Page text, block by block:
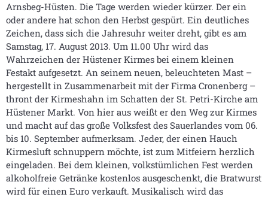
Arnsbeg-Hüsten. Die Tage werden wieder kürzer. Der ein
oder andere hat schon den Herbst gespürt. Ein deutliches
Zeichen, dass sich die Jahresuhr weiter dreht, gibt es am
Samstag, 17. August 2013. Um 11.00 Uhr wird das
Wahrzeichen der Hüstener Kirmes bei einem kleinen
Festakt aufgesetzt. An seinem neuen, beleuchteten Mast –
hergestellt in Zusammenarbeit mit der Firma Cronenberg –
thront der Kirmeshahn im Schatten der St. Petri-Kirche am
Hüstener Markt. Von hier aus weißt er den Weg zur Kirmes
und macht auf das große Volksfest des Sauerlandes vom 06.
bis 10. September aufmerksam. Jeder, der einen Hauch
Kirmesluft schnuppern möchte, ist zum Mitfeiern herzlich
eingeladen. Bei dem kleinen, volkstümlichen Fest werden
alkoholfreie Getränke kostenlos ausgeschenkt, die Bratwurst
wird für einen Euro verkauft. Musikalisch wird das